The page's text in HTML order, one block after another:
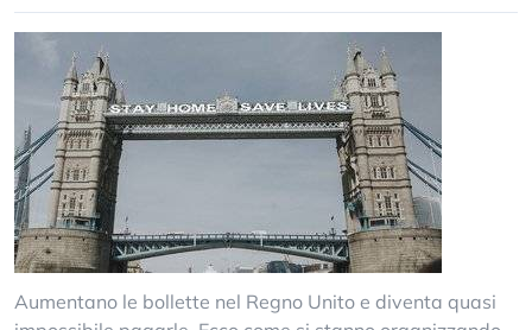
Aumentano le bollette nel Regno Unito e diventa quasi